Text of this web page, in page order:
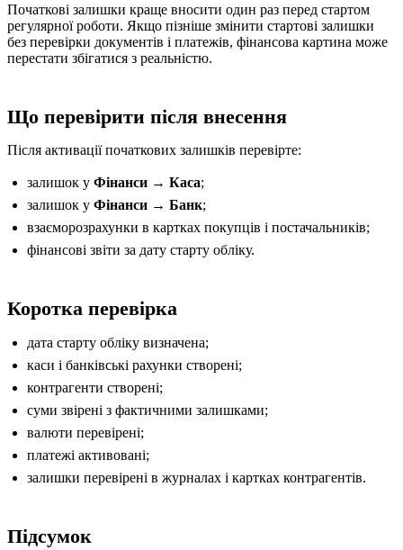
Початкові залишки краще вносити один раз перед стартом
регулярної роботи. Якщо пізніше змінити стартові залишки
без перевірки документів і платежів, фінансова картина може
перестати збігатися з реальністю.
Що перевірити після внесення
Після активації початкових залишків перевірте:
залишок у Фінанси → Каса;
залишок у Фінанси → Банк;
взаєморозрахунки в картках покупців і постачальників;
фінансові звіти за дату старту обліку.
Коротка перевірка
дата старту обліку визначена;
каси і банківські рахунки створені;
контрагенти створені;
суми звірені з фактичними залишками;
валюти перевірені;
платежі активовані;
залишки перевірені в журналах і картках контрагентів.
Підсумок